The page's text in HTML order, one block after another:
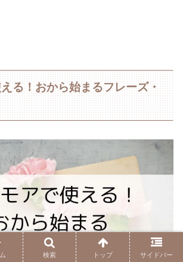
る！おから始まるフレーズ・
検索 トップ サイドバー